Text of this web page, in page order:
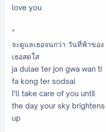
love you
*
จะดูแลเธอจนกว่า วันที่ฟ้าของ
เธอสดใส
ja dulae ter jon gwa wan ti
fa kong ter sodsai
I’ll take care of you until
the day your sky brightens
up